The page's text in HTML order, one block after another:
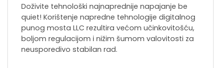
Doživite tehnološki najnaprednije napajanje be
quiet! Korištenje napredne tehnologije digitalnog
punog mosta LLC rezultira većom učinkovitošću,
boljom regulacijom i nižim šumom valovitosti za
neusporedivo stabilan rad.